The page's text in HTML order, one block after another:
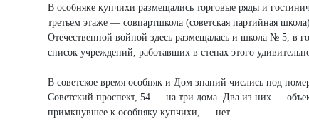
В особняке купчихи размещались торговые ряды и
третьем этаже — совпартшкола (советская партийная
Отечественной войной здесь размещалась и школа № 5,
список учреждений, работавших в стенах этого
В советское время особняк и Дом знаний числись под
Советский проспект, 54 — на три дома. Два из них —
примкнувшее к особняку купчихи, — нет.